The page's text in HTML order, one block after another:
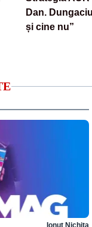
Dan.
și cine nu”
Ionuț Nichita